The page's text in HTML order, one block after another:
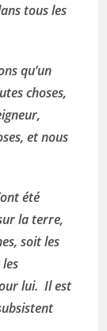
tous les
qu’un
choses,
et nous
été
la terre,
soit les
lui. Il est